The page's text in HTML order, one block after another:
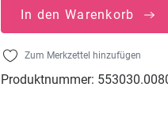
In den Warenkorb
Zum Merkzettel hinzufügen
Produktnummer: